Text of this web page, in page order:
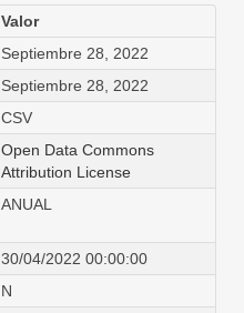
Valor
Septiembre 28, 2022
Septiembre 28, 2022
CSV
Open Data Commons
Attribution License
ANUAL
30/04/2022 00:00:00
N